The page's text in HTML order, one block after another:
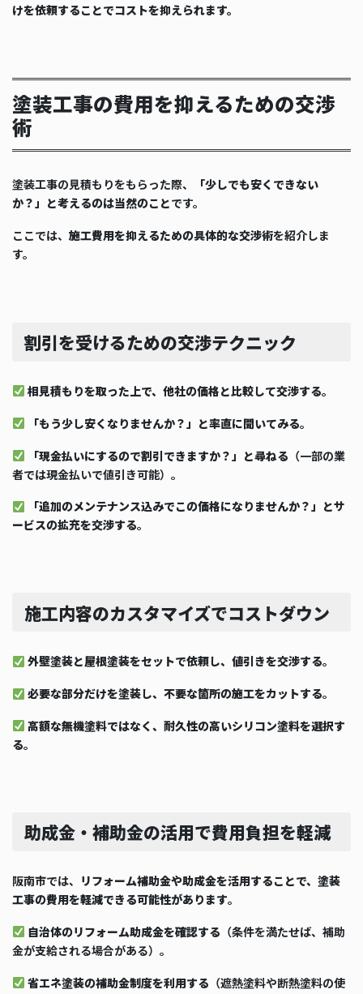
けを依頼することでコストを抑えられます。
塗装工事の費用を抑えるための交渉
術
塗装工事の見積もりをもらった際、
「少しでも安くできない
か？」と考えるのは当然のことです。
ここでは、 施工費用を抑えるための具体的な交渉術を紹介しま
す。
割引を受けるための交渉テクニック
相見積もりを取った上で、他社の価格と比較して交渉する。
「もう少し安くなりませんか？」と率直に聞いてみる。
「現金払いにするので割引できますか？」と尋ねる （一部の業
者では現金払いで値引き可能）。
「追加のメンテナンス込みでこの価格になりませんか？」とサ
ービスの拡充を交渉する。
施工内容のカスタマイズでコストダウン
外壁塗装と屋根塗装をセットで依頼し、値引きを交渉する。
必要な部分だけを塗装し、不要な箇所の施工をカットする。
高額な無機塗料ではなく、耐久性の高いシリコン塗料を選択す
る。
助成金・補助金の活用で費用負担を軽減
阪南市では、 リフォーム補助金や助成金を活用することで、塗装
工事の費用を軽減できる可能性があります。
自治体のリフォーム助成金を確認する （条件を満たせば、補助
金が支給される場合がある）。
省エネ塗装の補助金制度を利用する （遮熱塗料や断熱塗料の使